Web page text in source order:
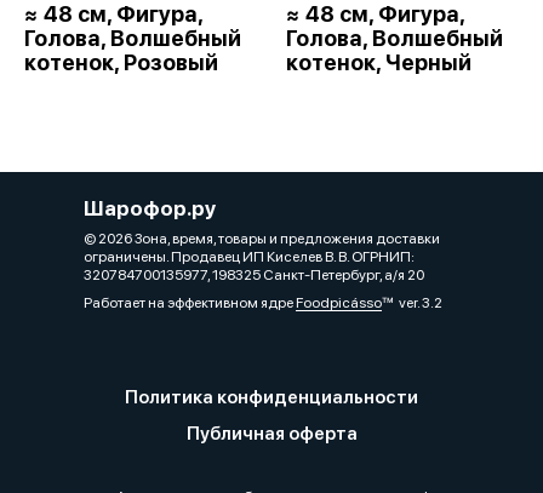
≈ 48 см, Фигура,
Голова, Волшебный
котенок, Розовый
≈ 48 см, Фигура,
Голова, Волшебный
котенок, Черный
Шарофор.ру
© 2026 Зона, время, товары и предложения доставки
ограничены. Продавец ИП Киселев В. В. ОГРНИП:
320784700135977, 198325 Санкт-Петербург, а/я 20
Работает на эффективном ядреFoodpicássover. 3.2
Политика конфиденциальности
Публичная оферта